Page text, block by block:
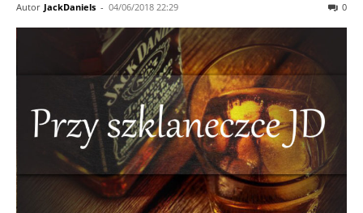
Autor JackDaniels - 04/06/2018 22:29 0